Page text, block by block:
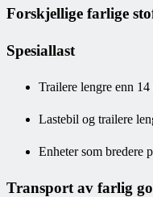
Forskjellige farlige
Spesiallast
Trailere lengre enn 14
Lastebil og trailere
Enheter som bredere
Transport av farlig